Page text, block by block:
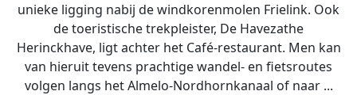
unieke ligging nabij de windkorenmolen Frielink. Ook
de toeristische trekpleister, De Havezathe
Herinckhave, ligt achter het Café-restaurant. Men kan
van hieruit tevens prachtige wandel- en fietsroutes
volgen langs het Almelo-Nordhornkanaal of naar ...